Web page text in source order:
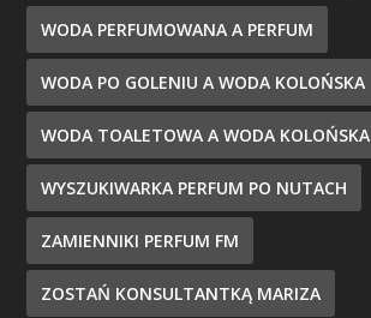
WODA PERFUMOWANA A PERFUM
WODA PO GOLENIU A WODA KOLOŃSKA
WODA TOALETOWA A WODA KOLOŃSKA
WYSZUKIWARKA PERFUM PO NUTACH
ZAMIENNIKI PERFUM FM
ZOSTAŃ KONSULTANTKĄ MARIZA